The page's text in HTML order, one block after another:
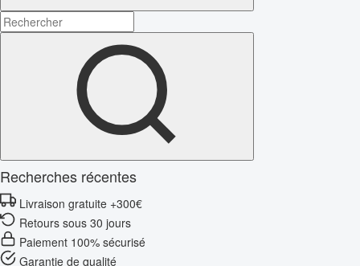
Recherches récentes
Livraison gratuite +300€
Retours sous 30 jours
Paiement 100% sécurisé
Garantie de qualité